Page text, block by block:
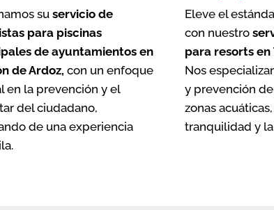
suservicio de
para piscinas
de ayuntamientos en
de Ardoz, con un enfoque
en la prevención y el
del ciudadano,
de una experiencia
Eleve el
con nuestro
para resorts en
Nos
y prevención
zonas
tranquilidad y